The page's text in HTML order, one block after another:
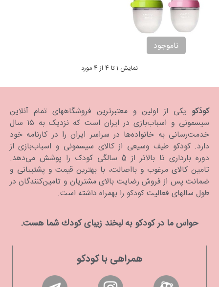
ناموجود
نمایش 1 تا 4 از 4 مورد
کودَکو یکی از اولین و معتبرترین فروشگاههای تمام آنلاین
سیسمونی و اسباب‌بازی در ایران است که نزدیک به ۱۵ سال
خدمت‌رسانی به خانواده‌ها در سراسر ایران را در کارنامه خود
دارد. كودكو طیف وسیعی از کالای سیسمونی و اسباب‌بازی از
دوره بارداری تا بالاتر از 5 سالگی کودک را پوشش می‌دهد.
تامین کالای مرغوب و بااصالت، با بهترین قیمت و پشتیبانی و
ضمانت پس از فروش رضایت بالای مشتریان و تامین‌کنندگان در
طول سالهای فعالیت کودکو را بهمراه داشته است.
حواس ما در كودكو به لبخند زیبای كودك شما هست.
همراهی با کودکو